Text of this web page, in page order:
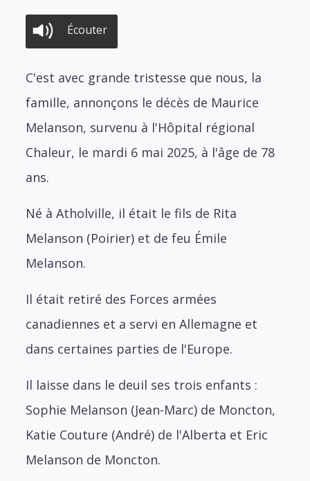
Écouter
C'est avec grande tristesse que nous, la
famille, annonçons le décès de Maurice
Melanson, survenu à l'Hôpital régional
Chaleur, le mardi 6 mai 2025, à l'âge de 78
ans.
Né à Atholville, il était le fils de Rita
Melanson (Poirier) et de feu Émile
Melanson.
Il était retiré des Forces armées
canadiennes et a servi en Allemagne et
dans certaines parties de l'Europe.
Il laisse dans le deuil ses trois enfants :
Sophie Melanson (Jean-Marc) de Moncton,
Katie Couture (André) de l'Alberta et Eric
Melanson de Moncton.